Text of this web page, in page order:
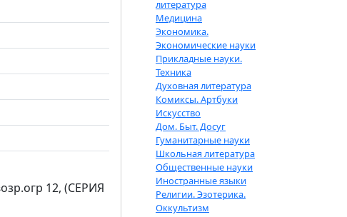
12, (СЕРИЯ
литература
Медицина
Экономика.
Экономические науки
Прикладные науки.
Техника
Духовная литература
Комиксы. Артбуки
Искусство
Дом. Быт. Досуг
Гуманитарные науки
Школьная литература
Общественные науки
Иностранные языки
Религии. Эзотерика.
Оккультизм